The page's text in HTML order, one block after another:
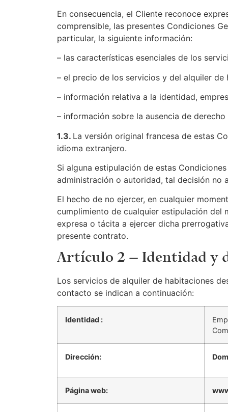
En consecuencia, el Cliente reconoce
comprensible, las presentes Condiciones
particular, la siguiente información:
– las características esenciales de los
– el precio de los servicios y del alquiler
– información relativa a la identidad,
– información sobre la ausencia de
1.3. La versión original francesa de estas
idioma extranjero.
Si alguna estipulación de estas
administración o autoridad, tal decisión no
El hecho de no ejercer, en cualquier
cumplimiento de cualquier estipulación del
expresa o tácita a ejercer dicha
presente contrato.
Artículo 2 – Identidad y
Los servicios de alquiler de habitaciones
contacto se indican a continuación:
Identidad :
Dirección:
Página web: